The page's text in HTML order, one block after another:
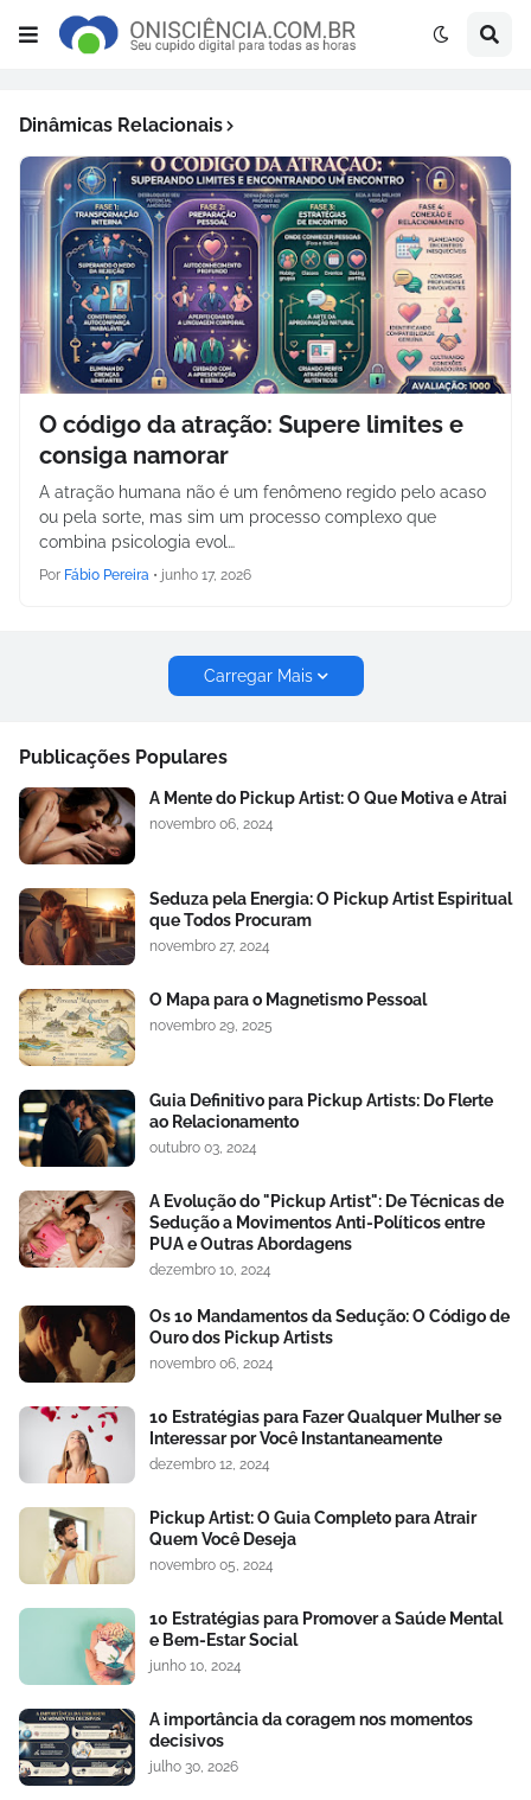
Dinâmicas Relacionais
O código da atração: Supere limites e
consiga namorar
A atração humana não é um fenômeno regido pelo acaso
ou pela sorte, mas sim um processo complexo que
combina psicologia evol…
Por Fábio Pereira • junho 17, 2026
Carregar Mais
Publicações Populares
A Mente do Pickup Artist: O Que Motiva e Atrai
novembro 06, 2024
Seduza pela Energia: O Pickup Artist Espiritual
que Todos Procuram
novembro 27, 2024
O Mapa para o Magnetismo Pessoal
novembro 29, 2025
Guia Definitivo para Pickup Artists: Do Flerte
ao Relacionamento
outubro 03, 2024
A Evolução do "Pickup Artist": De Técnicas de
Sedução a Movimentos Anti-Políticos entre
PUA e Outras Abordagens
dezembro 10, 2024
Os 10 Mandamentos da Sedução: O Código de
Ouro dos Pickup Artists
novembro 06, 2024
10 Estratégias para Fazer Qualquer Mulher se
Interessar por Você Instantaneamente
dezembro 12, 2024
Pickup Artist: O Guia Completo para Atrair
Quem Você Deseja
novembro 05, 2024
10 Estratégias para Promover a Saúde Mental
e Bem-Estar Social
junho 10, 2024
A importância da coragem nos momentos
decisivos
julho 30, 2026